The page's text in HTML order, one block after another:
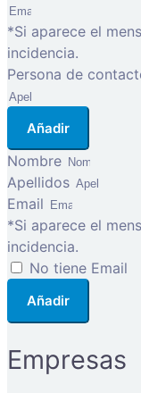
*Si aparece el
incidencia.
Persona de
Añadir
Nombre
Apellidos
Email
*Si aparece el
incidencia.
No tiene Email
Añadir
Empresas